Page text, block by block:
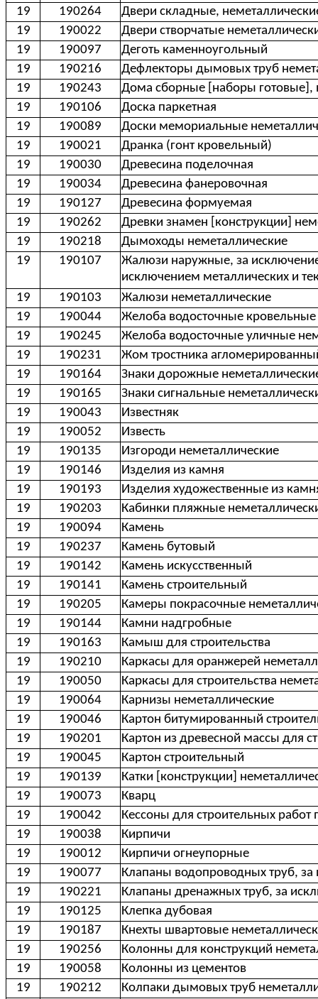
19
190264
Двери складные,
19
190022
Двери створчатые
19
190097
Деготь каменноугольный
19
190216
Дефлекторы дымовых труб
19
190243
Дома сборные [наборы готовые],
19
190106
Доска паркетная
19
190089
Доски мемориальные
19
190021
Дранка (гонт кровельный)
19
190030
Древесина поделочная
19
190034
Древесина фанеровочная
19
190127
Древесина формуемая
19
190262
Древки знамен [конструкции]
19
190218
Дымоходы неметаллические
19
190107
Жалюзи наружные, за
исключением металлических и
19
190103
Жалюзи неметаллические
19
190044
Желоба водосточные кровельные
19
190245
Желоба водосточные уличные
19
190231
Жом тростника
19
190164
Знаки дорожные
19
190165
Знаки сигнальные
19
190043
Известняк
19
190052
Известь
19
190135
Изгороди неметаллические
19
190146
Изделия из камня
19
190193
Изделия художественные из
19
190203
Кабинки пляжные
19
190094
Камень
19
190237
Камень бутовый
19
190142
Камень искусственный
19
190141
Камень строительный
19
190205
Камеры покрасочные
19
190144
Камни надгробные
19
190163
Камыш для строительства
19
190210
Каркасы для оранжерей
19
190050
Каркасы для строительства
19
190064
Карнизы неметаллические
19
190046
Картон битумированный
19
190201
Картон из древесной массы для
19
190045
Картон строительный
19
190139
Катки [конструкции]
19
190073
Кварц
19
190042
Кессоны для строительных работ
19
190038
Кирпичи
19
190012
Кирпичи огнеупорные
19
190077
Клапаны водопроводных труб,
19
190221
Клапаны дренажных труб, за
19
190125
Клепка дубовая
19
190187
Кнехты швартовые
19
190256
Колонны для конструкций
19
190058
Колонны из цементов
19
190212
Колпаки дымовых труб